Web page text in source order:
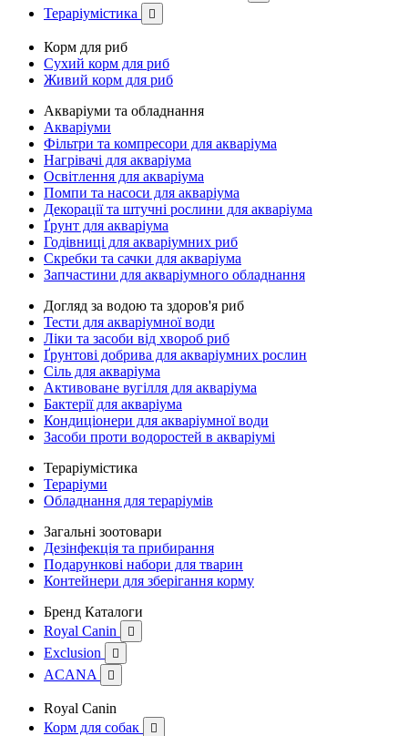
Тераріумістика 
Корм для риб
Сухий корм для риб
Живий корм для риб
Акваріуми та обладнання
Акваріуми
Фільтри та компресори для акваріума
Нагрівачі для акваріума
Освітлення для акваріума
Помпи та насоси для акваріума
Декорації та штучні рослини для акваріума
Ґрунт для акваріума
Годівниці для акваріумних риб
Скребки та сачки для акваріума
Запчастини для акваріумного обладнання
Догляд за водою та здоров'я риб
Тести для акваріумної води
Ліки та засоби від хвороб риб
Ґрунтові добрива для акваріумних рослин
Сіль для акваріума
Активоване вугілля для акваріума
Бактерії для акваріума
Кондиціонери для акваріумної води
Засоби проти водоростей в акваріумі
Тераріумістика
Тераріуми
Обладнання для тераріумів
Загальні зоотовари
Дезінфекція та прибирання
Подарункові набори для тварин
Контейнери для зберігання корму
Бренд Каталоги
Royal Canin

Exclusion 
ACANA 
Royal Canin
Корм для собак
